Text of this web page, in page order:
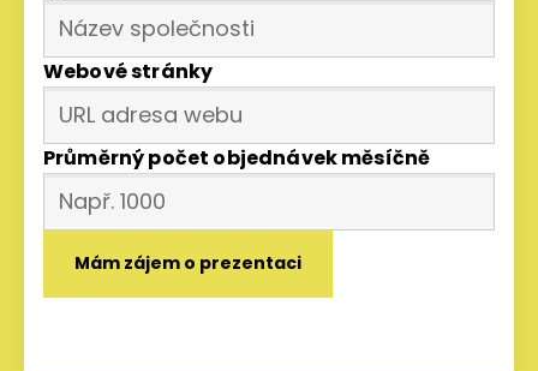
Webové stránky
Průměrný počet objednávek měsíčně